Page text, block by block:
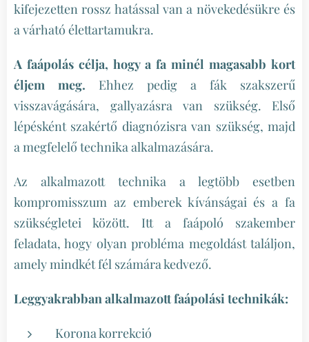
kifejezetten rossz hatással van a növekedésükre és
a várható élettartamukra.
A faápolás célja, hogy a fa minél magasabb kort
éljem meg.
Ehhez pedig a fák szakszerű
visszavágására, gallyazásra van szükség. Első
lépésként szakértő diagnózisra van szükség, majd
a megfelelő technika alkalmazására.
Az alkalmazott technika a legtöbb esetben
kompromisszum az emberek kívánságai és a fa
szükségletei között. Itt a faápoló szakember
feladata, hogy olyan probléma megoldást találjon,
amely mindkét fél számára kedvező.
Leggyakrabban alkalmazott faápolási technikák:
Korona korrekció